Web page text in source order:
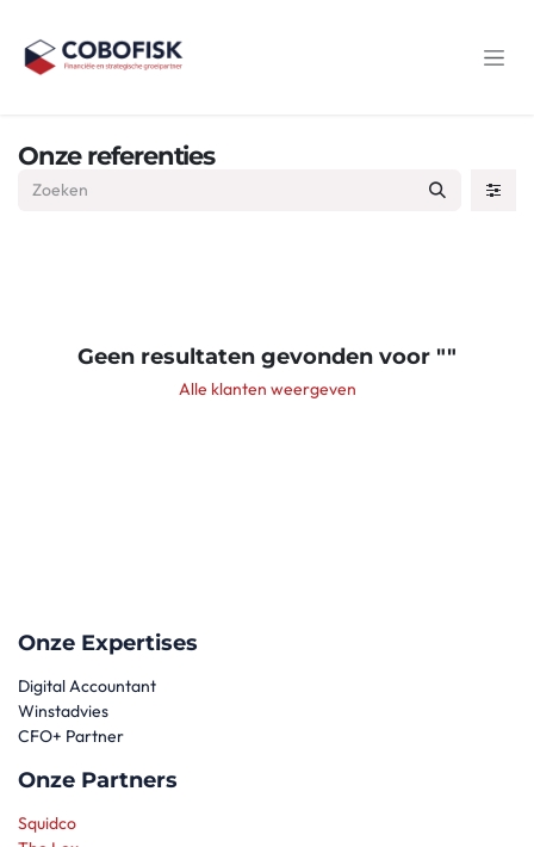
Onze referenties
Geen resultaten gevonden voor ""
Alle klanten weergeven
Onze Expertises
Digital Accountant
Winstadvies
CFO+ Partner
Onze Partners
Squidco